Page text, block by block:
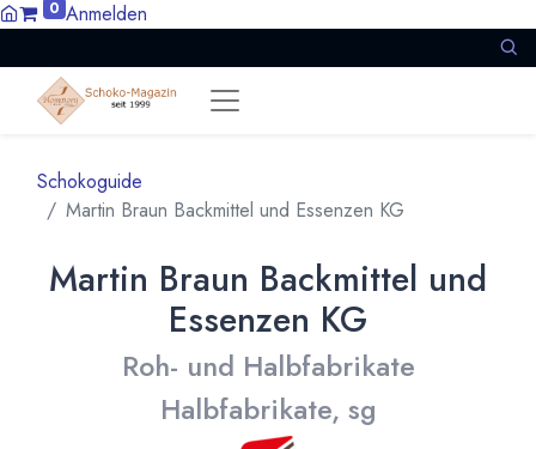
0 Anmelden
Schokoguide
Martin Braun Backmittel und Essenzen KG
Martin Braun Backmittel und
Essenzen KG
Roh- und Halbfabrikate
Halbfabrikate, sg